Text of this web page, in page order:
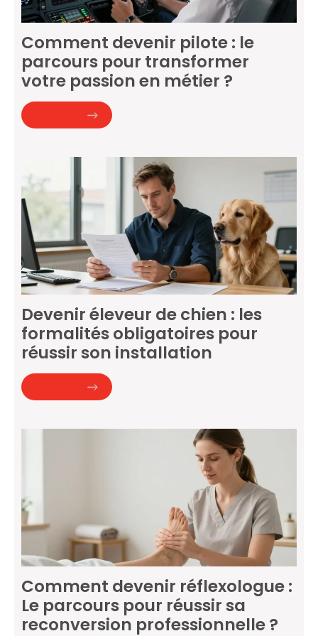
Comment devenir pilote : le
parcours pour transformer
votre passion en métier ?
Devenir éleveur de chien : les
formalités obligatoires pour
réussir son installation
Comment devenir réflexologue :
Le parcours pour réussir sa
reconversion professionnelle ?